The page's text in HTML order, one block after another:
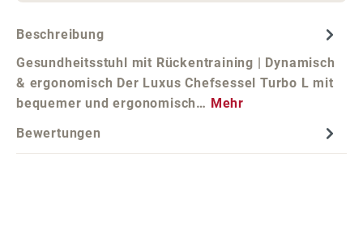
Beschreibung
Gesundheitsstuhl mit Rückentraining | Dynamisch
& ergonomisch Der Luxus Chefsessel Turbo L mit
bequemer und ergonomisch… Mehr
Bewertungen